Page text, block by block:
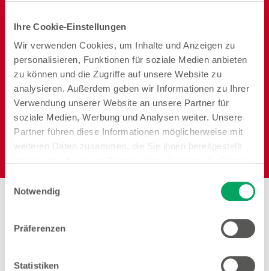
Ihre Cookie-Einstellungen
Wir verwenden Cookies, um Inhalte und Anzeigen zu
personalisieren, Funktionen für soziale Medien anbieten
zu können und die Zugriffe auf unsere Website zu
analysieren. Außerdem geben wir Informationen zu Ihrer
Verwendung unserer Website an unsere Partner für
soziale Medien, Werbung und Analysen weiter. Unsere
Partner führen diese Informationen möglicherweise mit
weiteren Daten zusammen, die Sie ihnen bereitgestellt
Einstellungen zu den Cookies finden Sie
Einwilligungsauswahl
Notwendig
Präferenzen
Statistiken
Reisen Garten Heimtier
Elektro
Arbeiten bei Woolworth –
Geretsried